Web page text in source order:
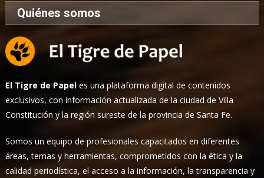
Quiénes somos
El Tigre de Papel es una plataforma digital de contenidos
exclusivos, con información actualizada de la ciudad de Villa
Constitución y la región sureste de la provincia de Santa Fe.
Somos un equipo de profesionales capacitados en diferentes
áreas, temas y herramientas, comprometidos con la ética y la
calidad periodística, el acceso a la información, la transparencia y